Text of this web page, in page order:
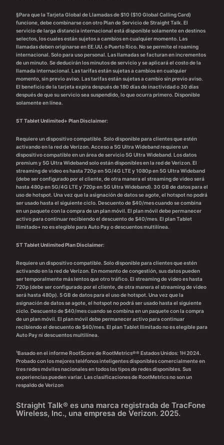
§Para que la Tarjeta Global de Llamadas de $10 ($10 Global Calling Card)
funcione, debe combinarse con otro Plan de Servicio de Straight Talk. El
servicio de larga distancia internacional está disponible solamente en destinos
selectos, los cuales están sujetos a cambios en cualquier momento. Las
llamadas deben originarse en EE.UU. o Puerto Rico. No se permite el roaming
internacional. Solo para uso personal. Las llamadas se facturan en incrementos
de un minuto. Se deducirán los minutos de servicio y se aplicará el costo de la
llamada internacional. Las tarifas están sujetas a cambios en cualquier
momento, sin previo aviso. Las tarifas están sujetas a cambio sin previo aviso.
El beneficio de la tarjeta expira después de 180 días de inactividad o 30 días
después de que su servicio sea suspendido, lo que ocurra primero. Disponible
solamente en línea.
ST Tablet Unlimited+ Plan Disclaimer:
Requiere un dispositivo compatible. Solo disponible para clientes que estén
activando en la red de Verizon. Acceso a 5G Ultra Wideband requiere un
dispositivo compatible en un área de servicio 5G Ultra Wideband. Los datos
premium y 5G Ultra Wideband solo están disponibles en la red de Verizon. El
streaming de video es hasta 720p en 5G/4G LTE y 1080p en 5G Ultra Wideband
(debe ser configurado por el cliente, de otra manera el streaming de video será
hasta 480p en 5G/4G LTE y 720p en 5G Ultra Wideband). 30 GB de datos para el
uso de hotspot. Una vez que la asignación de datos se agote, el hotspot no podrá
ser usado hasta el siguiente ciclo. Descuento de $40/mes cuando se combina
en un paquete con la compra de un plan móvil. El plan móvil debe permanecer
activo para continuar recibiendo el descuento de $40/mes. El plan Tablet
Ilimitado+ no es elegible para Auto Pay o descuentos multilínea.
ST Tablet Unlimited Plan Disclaimer:
Requiere un dispositivo compatible. Solo disponible para clientes que estén
activando en la red de Verizon. En momento de congestión, sus datos pueden
ser temporalmente más lentos que otro tráfico. El streaming de video es hasta
720p (debe ser configurado por el cliente, de otra manera el streaming de video
será hasta 480p). 5 GB de datos para el uso de hotspot. Una vez que la
asignación de datos se agote, el hotspot no podrá ser usado hasta el siguiente
ciclo. Descuento de $40/mes cuando se combina en un paquete con la compra
de un plan móvil. El plan móvil debe permanecer activo para continuar
recibiendo el descuento de $40/mes. El plan Tablet Ilimitado no es elegible para
Auto Pay ni descuentos multilínea.
¹Basado en el informe RootScore de RootMetrics®® Estados Unidos: 1H 2024.
Probado con los mejores teléfonos inteligentes disponibles comercialmente en
tres redes móviles nacionales en todos los tipos de redes disponibles. Sus
experiencias pueden variar. Las clasificaciones de RootMetrics no son un
respaldo de Verizon
Straight Talk® es una marca registrada de TracFone
Wireless, Inc., una empresa de Verizon. 2025.